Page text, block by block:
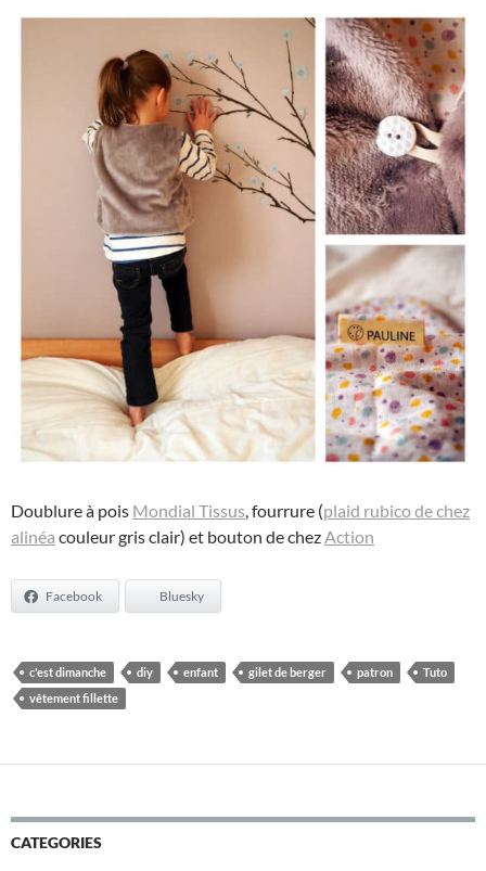
Doublure à pois Mondial Tissus, fourrure (plaid rubico de chez
alinéa couleur gris clair) et bouton de chezAction
Facebook Bluesky
c'est dimanche diy enfant gilet de berger patron
Tuto
vêtement fillette
CATEGORIES